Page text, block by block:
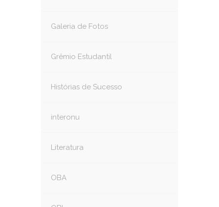
Galeria de Fotos
Grêmio Estudantil
Histórias de Sucesso
interonu
Literatura
OBA